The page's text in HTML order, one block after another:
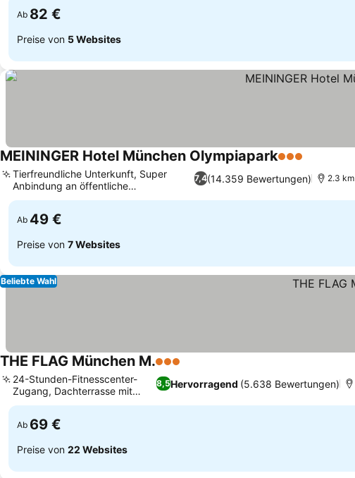
Ab 82 €
Preise von 5 Websites
MEININGER Hotel München Olympiapark3 Sterne
7,4(14.359 Bewertungen)
Tierfreundliche Unterkunft, Super
Anbindung an öffentliche
Verkehrsmittel
2.3
Ab 49 €
Preise von 7 Websites
Beliebte Wahl
THE FLAG München M.3 Sterne
8,5Hervorragend (5.638 Bewertungen)
24-Stunden-Fitnesscenter-
Zugang, Dachterrasse mit
Stadtblick
Ab 69 €
Preise von 22 Websites